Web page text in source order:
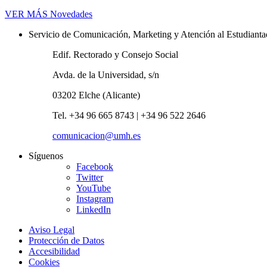
VER MÁS Novedades
Servicio de Comunicación, Marketing y Atención al
Edif. Rectorado y Consejo Social
Avda. de la Universidad, s/n
03202 Elche (Alicante)
Tel. +34 96 665 8743 | +34 96 522 2646
comunicacion@umh.es
Síguenos
Facebook
Twitter
YouTube
Instagram
LinkedIn
Aviso Legal
Protección de Datos
Accesibilidad
Cookies